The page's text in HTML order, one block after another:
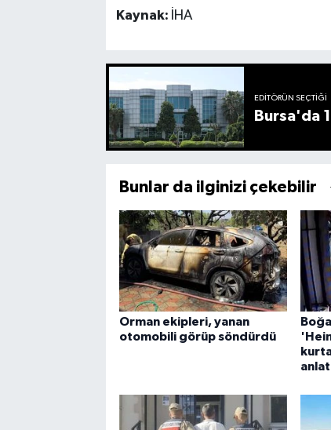
Kaynak: İHA
EDITÖRÜN SEÇTIĞI
Bursa'da
Bunlar da ilginizi çekebilir
Orman ekipleri, yanan
otomobili görüp söndürdü